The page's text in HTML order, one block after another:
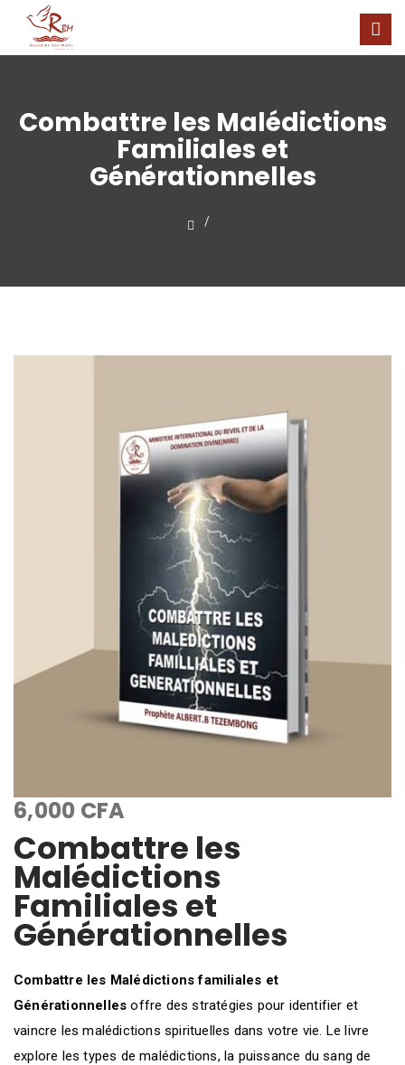
Combattre les Malédictions
Familiales et
Générationnelles
6,000 CFA
Combattre les
Malédictions
Familiales et
Générationnelles
Combattre les Malédictions familiales et
Générationnelles offre des stratégies pour identifier et
vaincre les malédictions spirituelles dans votre vie. Le livre
explore les types de malédictions, la puissance du sang de